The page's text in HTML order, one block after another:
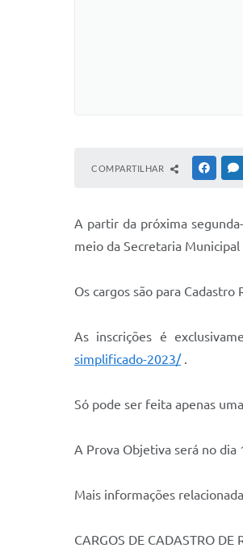
COMPARTILHAR
A partir da próxima
meio da Secretaria Municipal
Os cargos são para
As inscrições é
simplificado-2023/.
Só pode ser feita apenas
A Prova Objetiva será no dia
Mais informações
CARGOS DE CADASTRO DE